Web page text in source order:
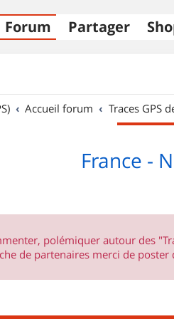
Forum Partager
Accueil forum Traces GPS
France -
polémiquer autour des
de partenaires merci de poster